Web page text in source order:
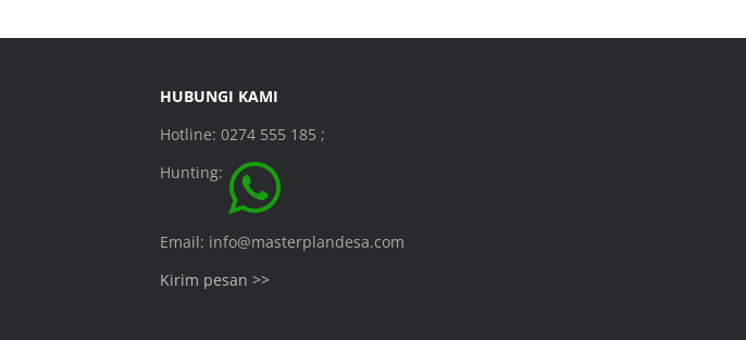
HUBUNGI KAMI
Hotline: 0274 555 185 ;
Hunting:
Email: info@masterplandesa.com
Kirim pesan >>